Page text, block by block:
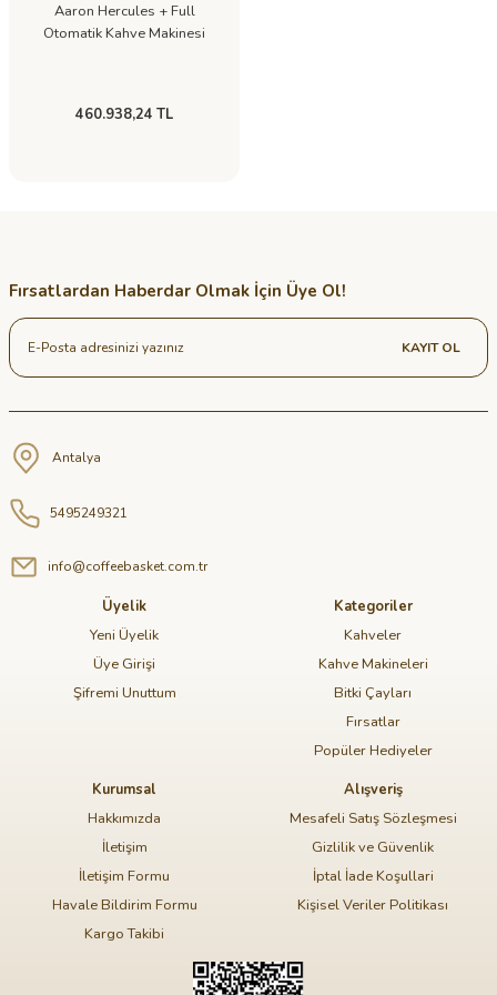
Aaron Hercules + Full
Otomatik Kahve Makinesi
460.938,24 TL
Fırsatlardan Haberdar Olmak İçin Üye Ol!
KAYIT OL
Antalya
5495249321
info@coffeebasket.com.tr
Üyelik
Yeni Üyelik
Üye Girişi
Şifremi Unuttum
Kategoriler
Kahveler
Kahve Makineleri
Bitki Çayları
Fırsatlar
Popüler Hediyeler
Kurumsal
Hakkımızda
İletişim
İletişim Formu
Havale Bildirim Formu
Kargo Takibi
Alışveriş
Mesafeli Satış Sözleşmesi
Gizlilik ve Güvenlik
İptal İade Koşullari
Kişisel Veriler Politikası